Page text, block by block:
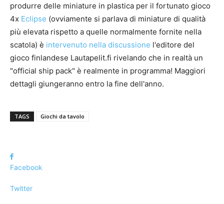
produrre delle miniature in plastica per il fortunato gioco
4x Eclipse (ovviamente si parlava di miniature di qualità
più elevata rispetto a quelle normalmente fornite nella
scatola) è intervenuto nella discussione l'editore del
gioco finlandese Lautapelit.fi rivelando che in realtà un
"official ship pack" è realmente in programma! Maggiori
dettagli giungeranno entro la fine dell'anno.
TAGS Giochi da tavolo
Facebook
Twitter